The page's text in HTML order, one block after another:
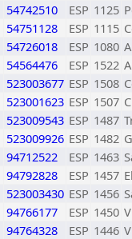
54742510 ESP 1125
54751128 ESP 1115
54726018 ESP 1080
54564476 ESP 1522
523003677 ESP 1508
523001623 ESP 1507
523009543 ESP 1487
523009926 ESP 1482
94712522 ESP 1463
94792828 ESP 1457
523003430 ESP 1456
94766177 ESP 1450
94764328 ESP 1446